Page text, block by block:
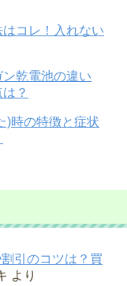
コレ！入れない
乾電池の違い
？
)時の特徴と症状
引のコツは？買
より